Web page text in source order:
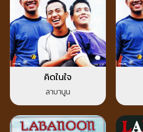
คิดในใจ
ลาบานูน